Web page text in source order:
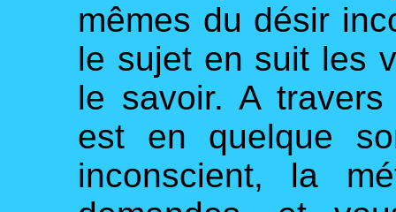
mêmes du désir
le sujet en suit les
le savoir. A
est en quelque
inconscient, la